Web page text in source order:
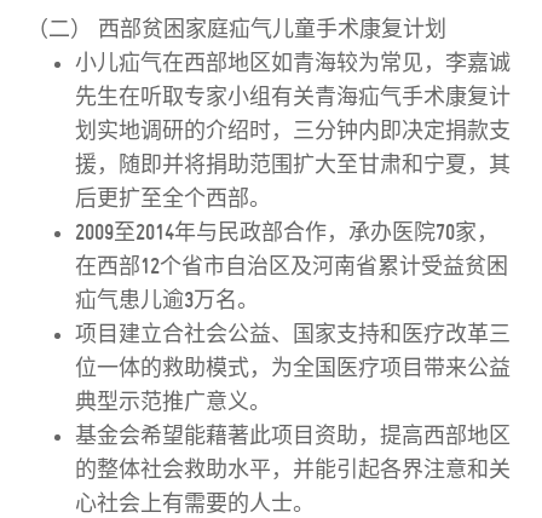
（二）
西部贫困家庭疝气儿童手术康复计划
小儿疝气在西部地区如青海较为常见，李嘉诚
先生在听取专家小组有关青海疝气手术康复计
划实地调研的介绍时，三分钟内即决定捐款支
援，随即并将捐助范围扩大至甘肃和宁夏，其
后更扩至全个西部。
2009至2014年与民政部合作，承办医院70家，
在西部12个省市自治区及河南省累计受益贫困
疝气患儿逾3万名。
项目建立合社会公益、国家支持和医疗改革三
位一体的救助模式，为全国医疗项目带来公益
典型示范推广意义。
基金会希望能藉著此项目资助，提高西部地区
的整体社会救助水平，并能引起各界注意和关
心社会上有需要的人士。